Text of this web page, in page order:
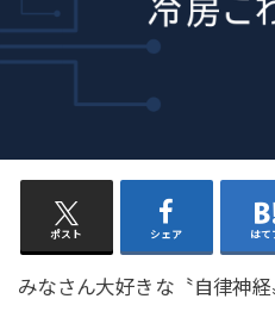
ポスト シェア はて
みなさん大好きな〝自律神経